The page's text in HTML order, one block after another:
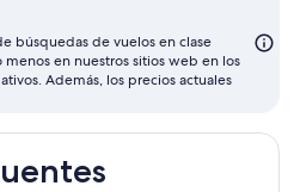
búsquedas de vuelos en clase
en nuestros sitios web en los
Además, los precios actuales